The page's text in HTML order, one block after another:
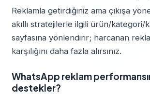
Reklamla getirdiğiniz ama çıkışa
akıllı stratejilerle ilgili ürün/kategori/
sayfasına yönlendirir; harcanan
karşılığını daha fazla alırsınız.
WhatsApp reklam
destekler?